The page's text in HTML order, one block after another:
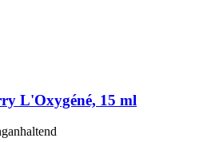
L'Oxygéné, 15 ml